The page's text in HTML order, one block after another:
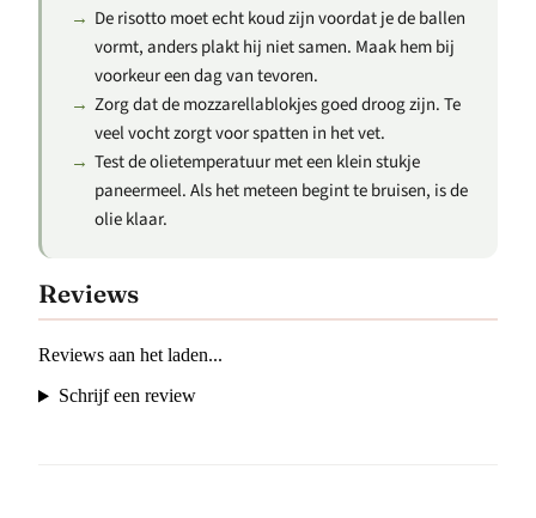
De risotto moet echt koud zijn voordat je de ballen
vormt, anders plakt hij niet samen. Maak hem bij
voorkeur een dag van tevoren.
Zorg dat de mozzarellablokjes goed droog zijn. Te
veel vocht zorgt voor spatten in het vet.
Test de olietemperatuur met een klein stukje
paneermeel. Als het meteen begint te bruisen, is de
olie klaar.
Reviews
Reviews aan het laden...
Schrijf een review